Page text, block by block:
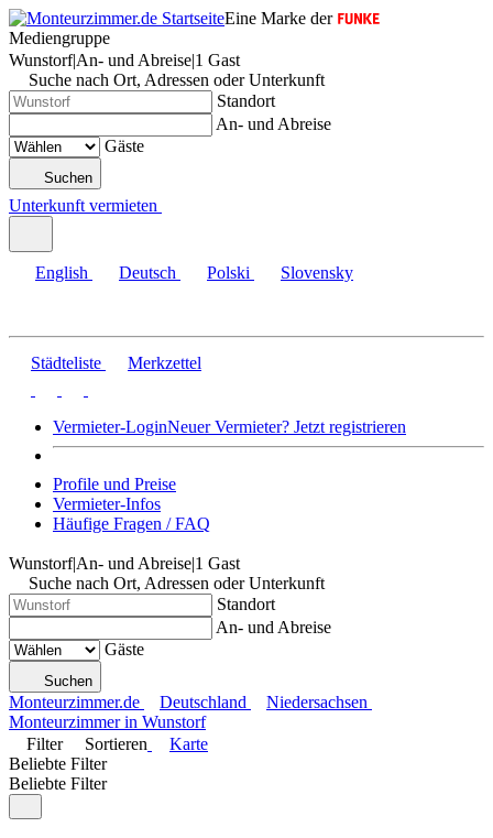
Eine Marke der
Mediengruppe
Wunstorf|An- und Abreise|1 Gast
Suche nach Ort, Adressen oder Unterkunft
Standort
An- und Abreise
Gäste
Suchen
Unterkunft vermieten
English Deutsch Polski Slovensky
Städteliste Merkzettel
Vermieter-LoginNeuer Vermieter? Jetzt registrieren
Profile und Preise
Vermieter-Infos
Häufige Fragen / FAQ
Wunstorf|An- und Abreise|1 Gast
Suche nach Ort, Adressen oder Unterkunft
Standort
An- und Abreise
Gäste
Suchen
Monteurzimmer.de Deutschland
Niedersachsen
Monteurzimmer in Wunstorf
Filter
Sortieren
Karte
Beliebte Filter
Beliebte Filter